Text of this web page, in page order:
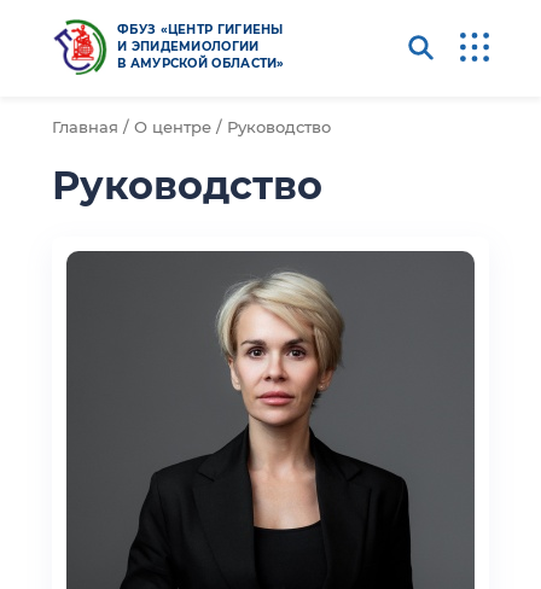
ФБУЗ «ЦЕНТР ГИГИЕНЫ
И ЭПИДЕМИОЛОГИИ
В АМУРСКОЙ ОБЛАСТИ»
Главная / О центре / Руководство
Руководство